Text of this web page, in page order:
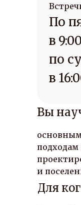
По
в
по
в
и
Вы
Для